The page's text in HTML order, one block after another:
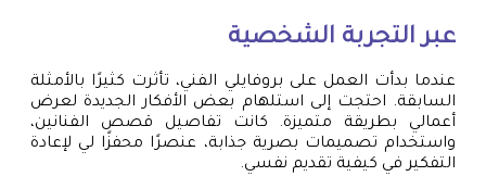
عبر التجربة الشخصية
عندما بدأت العمل على بروفايلي الفني، تأثرت كثيرًا بالأمثلة
السابقة. احتجت إلى استلهام بعض الأفكار الجديدة لعرض
أعمالي بطريقة متميزة. كانت تفاصيل قصص الفنانين،
واستخدام تصميمات بصرية جذابة، عنصرًا محفزًا لي لإعادة
التفكير في كيفية تقديم نفسي.